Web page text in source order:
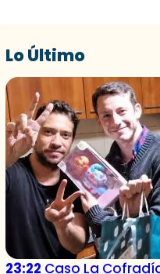
Lo Último
23:22 Caso La